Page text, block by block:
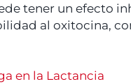
tener un efecto
al oxitocina,
en la Lactancia